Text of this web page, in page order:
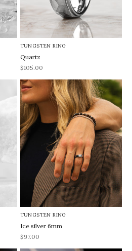
TUNGSTEN RING
Quartz
REA-pris
$105.00
TUNGSTEN RING
Ice silver 6mm
REA-pris
$97.00